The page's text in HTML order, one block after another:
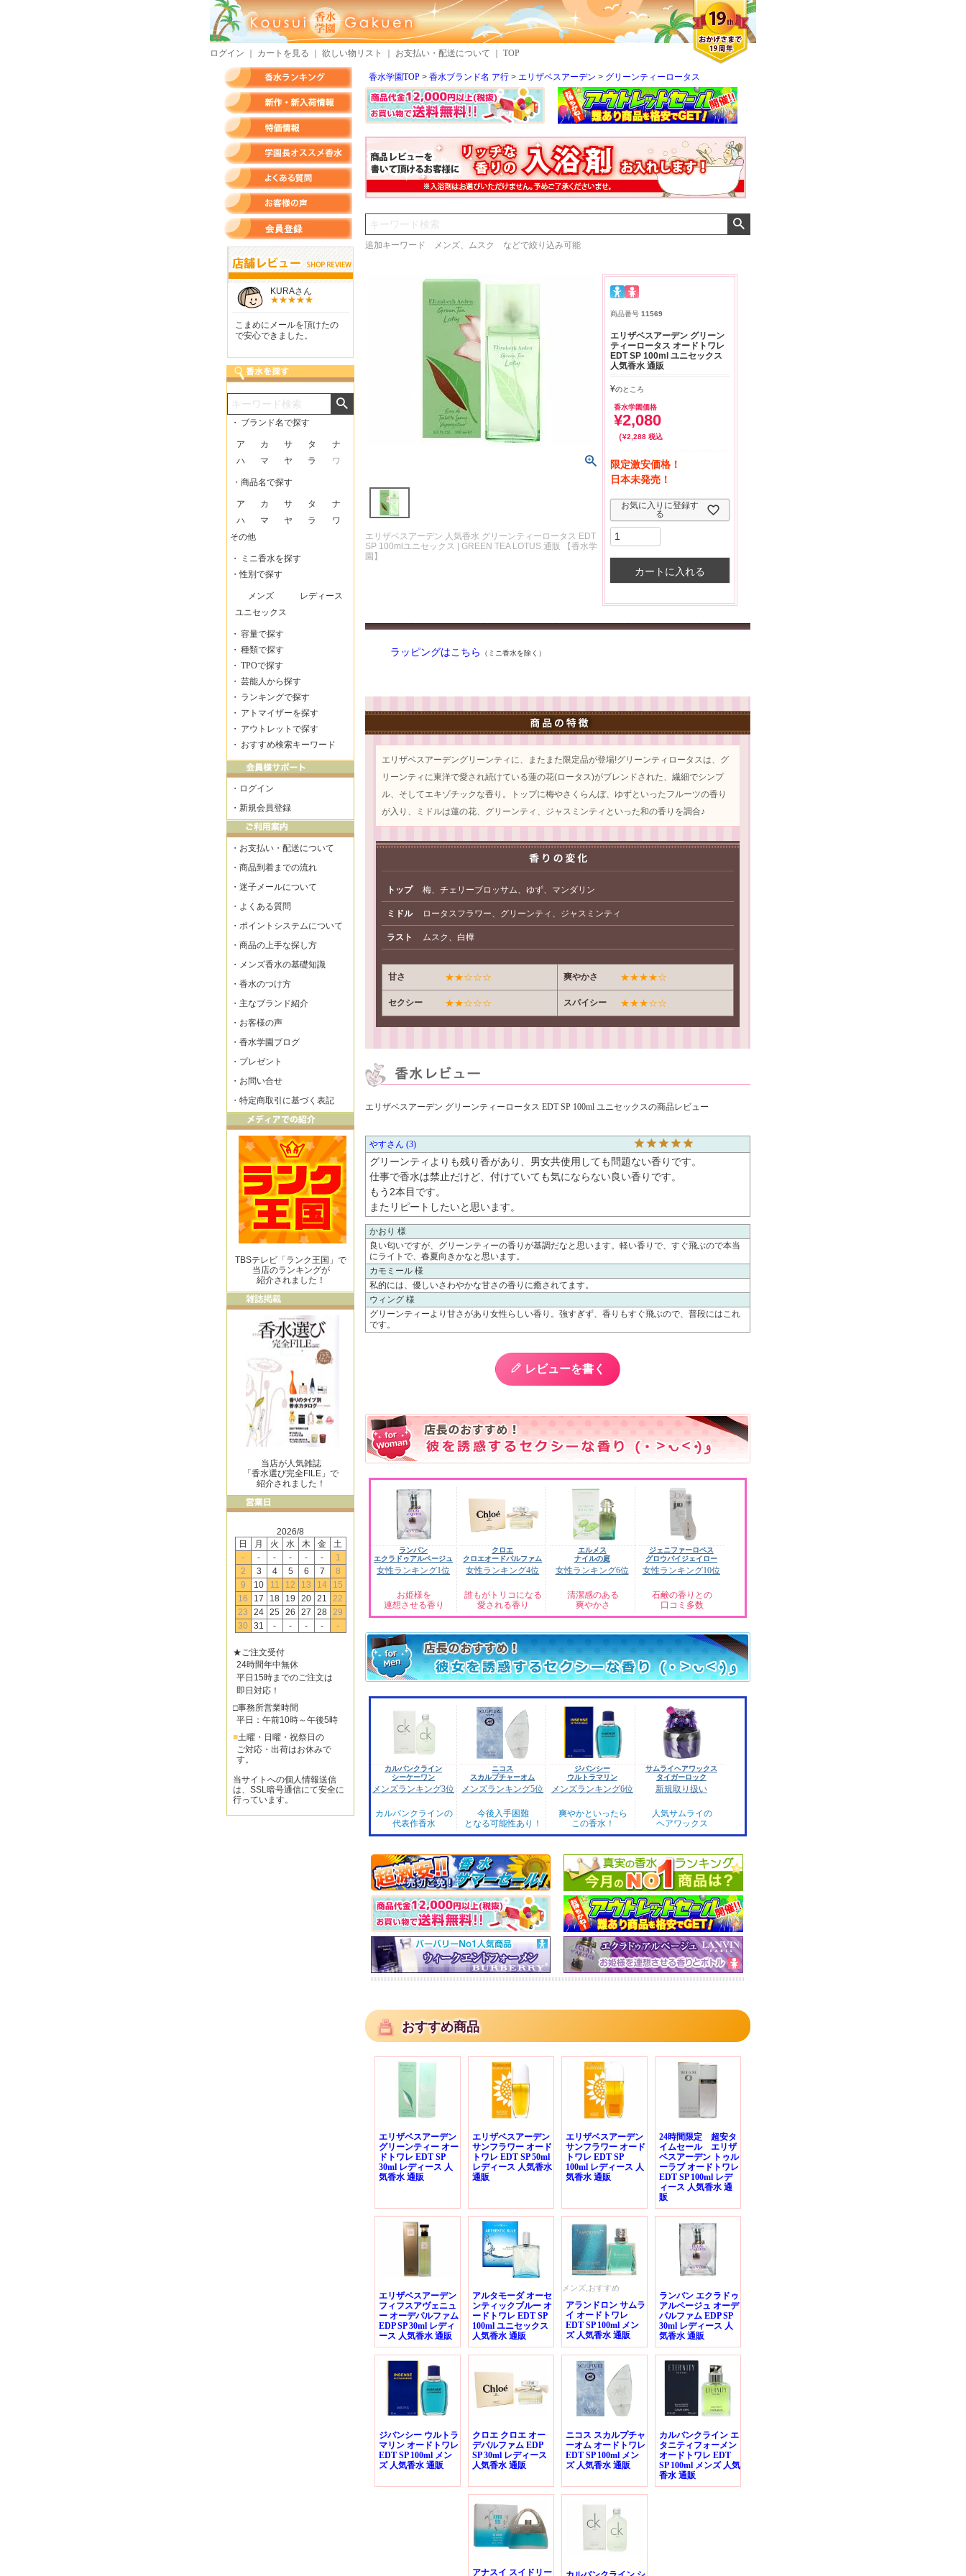
ログイン カートを見る 欲しい物リスト お支払い・配送について TOP
香水学園TOP 香水ブランド名 ア行 エリザベスアーデン グリーンティーロータス
検索
追加キーワード メンズ、ムスク などで絞り込み可能
エリザベスアーデン 人気香水 グリーンティーロータス EDT
SP 100mlユニセックス | GREEN TEA LOTUS 通販 【香水学
園】
商品番号 11569
エリザベスアーデン グリーン
ティーロータス オードトワレ
EDT SP 100ml ユニセックス
人気香水 通販
¥のところ
香水学園価格
¥2,080
¥2,288 税込
限定激安価格！
日本未発売！
お気に入りに登録す
る
カートに入れる
ラッピングはこちら （ミニ香水を除く）
エリザベスアーデングリーンティに、またまた限定品が登場!グリーンティロータスは、グ
リーンティに東洋で愛され続けている蓮の花(ロータス)がブレンドされた、繊細でシンプ
ル、そしてエキゾチックな香り。トップに梅やさくらんぼ、ゆずといったフルーツの香り
が入り、ミドルは蓮の花、グリーンティ、ジャスミンティといった和の香りを調合♪
トップ 梅、チェリーブロッサム、ゆず、マンダリン
ミドル ロータスフラワー、グリーンティ、ジャスミンティ
ラスト ムスク、白樺
甘さ ★★☆☆☆ 爽やかさ ★★★★☆
セクシー ★★☆☆☆ スパイシー ★★★☆☆
エリザベスアーデン グリーンティーロータス EDT SP 100ml ユニセックスの商品レビュー
やす 3
グリーンティよりも残り香があり、男女共使用しても問題ない香りです。
仕事で香水は禁止だけど、付けていても気にならない良い香りです。
もう2本目です。
またリピートしたいと思います。
かおり 様
良い匂いですが、グリーンティーの香りが基調だなと思います。軽い香りで、すぐ飛ぶので本当
にライトで、春夏向きかなと思います。
カモミール 様
私的には、優しいさわやかな甘さの香りに癒されてます。
ウィング 様
グリーンティーより甘さがあり女性らしい香り。強すぎず、香りもすぐ飛ぶので、普段にはこれ
です。
レビューを書く
ランバン
エクラドゥアルページュ
女性ランキング1位
お姫様を
連想させる香り
クロエ
クロエオードパルファム
女性ランキング4位
誰もがトリコになる
愛される香り
エルメス
ナイルの庭
女性ランキング6位
清潔感のある
爽やかさ
ジェニファーロペス
グロウバイジェイロー
女性ランキング10位
石鹸の香りとの
口コミ多数
カルバンクライン
シーケーワン
メンズランキング3位
カルバンクラインの
代表作香水
ニコス
スカルプチャーオム
メンズランキング5位
今後入手困難
となる可能性あり！
ジバンシー
ウルトラマリン
メンズランキング6位
爽やかといったら
この香水！
サムライヘアワックス
タイガーロック
新規取り扱い
人気サムライの
ヘアワックス
おすすめ商品
エリザベスアーデン
グリーンティー オー
ドトワレ EDT SP
30ml レディース 人
気香水 通販
エリザベスアーデン
サンフラワー オード
トワレ EDT SP 50ml
レディース 人気香水
通販
エリザベスアーデン
サンフラワー オード
トワレ EDT SP
100ml レディース 人
気香水 通販
24時間限定 超安タ
イムセール エリザ
ベスアーデン トゥル
ーラブ オードトワレ
EDT SP 100ml レデ
ィース 人気香水 通
販
エリザベスアーデン
フィフスアヴェニュ
ー オーデパルファム
EDP SP 30ml レディ
ース 人気香水 通販
アルタモーダ オーセ
ンティックブルー オ
ードトワレ EDT SP
100ml ユニセックス
人気香水 通販
メンズ,おすすめ
アランドロン サムラ
イ オードトワレ
EDT SP 100ml メン
ズ 人気香水 通販
ランバン エクラドゥ
アルページュ オーデ
パルファム EDP SP
30ml レディース 人
気香水 通販
ジバンシー ウルトラ
マリン オードトワレ
EDT SP 100ml メン
ズ 人気香水 通販
クロエ クロエ オー
デパルファム EDP
SP 30ml レディース
人気香水 通販
ニコス スカルプチャ
ーオム オードトワレ
EDT SP 100ml メン
ズ 人気香水 通販
カルバンクライン エ
タニティフォーメン
オードトワレ EDT
SP 100ml メンズ 人気
香水 通販
アナスイ スイドリー
KURAさん
こまめにメールを頂けたの
で安心できました。
商品が早く届いたのでよか
ったです。また利用させて
好きな香水を、いろいろ少
量試せるところが魅力でし
た。
した。またよろしくお願い
いたします。
・ ブランド名で探す
ア カ サ タ
ナ
ハ
マ ヤ ラ ワ
・商品名で探す
ア カ サ タ
ナ
ハ
マ ヤ ラ
ワ
その他
・
ミニ香水を探す
・性別で探す
メンズ
レディース
ユニセックス
・ 容量で探す
・ 種類で探す
・ TPOで探す
・ 芸能人から探す
・ ランキングで探す
・ アトマイザーを探す
・ アウトレットで探す
・ おすすめ検索キーワード
・ ログイン
・ 新規会員登録
・ お支払い・配送について
・ 商品到着までの流れ
・ 迷子メールについて
・ よくある質問
・ ポイントシステムについて
・ 商品の上手な探し方
・ メンズ香水の基礎知識
・ 香水のつけ方
・ 主なブランド紹介
・ お客様の声
・ 香水学園ブログ
・ プレゼント
・ お問い合せ
・ 特定商取引に基づく表記
TBSテレビ「ランク王国」で
当店のランキングが
紹介されました！
当店が人気雑誌
「香水選び完全FILE」で
紹介されました！
2026/8
日
月 火 水 木 金
土
-
- - - - -
1
2
3 4 5 6 7
8
9
10 11 12 13 14
15
16
17 18 19 20 21
22
23
24 25 26 27 28 29
30
31 - - - - -
★ご注文受付
24時間年中無休
平日15時までのご注文は
即日対応！
□事務所営業時間
平日：午前10時～午後5時
■土曜・日曜・祝祭日の
ご対応・出荷はお休みで
す。
当サイトへの個人情報送信
は、SSL暗号通信にて安全に
行っています。